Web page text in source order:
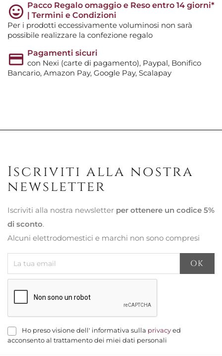
Pacco Regalo omaggio e Reso entro 14 giorni*
| Termini e Condizioni
Per i prodotti eccessivamente voluminosi non sarà
possibile realizzare la confezione regalo
Pagamenti sicuri
con Nexi (carte di pagamento), Paypal, Bonifico
Bancario, Amazon Pay, Google Pay, Scalapay
Iscriviti alla nostra
newsletter
Iscriviti alla nostra newsletter per ottenere un codice 5%
di sconto.
Alcuni elettrodomestici e marchi non sono compresi
Ho preso visione dell' informativa sulla privacy ed
acconsento al trattamento dei miei dati personali